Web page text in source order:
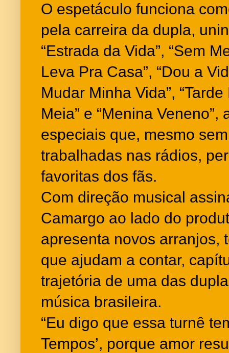
O espetáculo funciona
pela carreira da dupla,
“Estrada da Vida”, “Sem
Leva Pra Casa”, “Dou a
Mudar Minha Vida”,
Meia” e “Menina
especiais que, mesmo
trabalhadas nas rádios,
favoritas dos fãs.
Com direção musical
Camargo ao lado do
apresenta novos arranjos,
que ajudam a contar,
trajetória de uma das
música brasileira.
“Eu digo que essa turnê
Tempos’, porque amor